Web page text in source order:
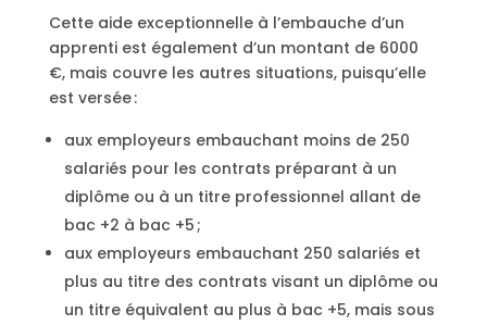
Cette aide exceptionnelle à l’embauche d’un
apprenti est également d’un montant de 6000
€, mais couvre les autres situations, puisqu’elle
est versée :
aux employeurs embauchant moins de 250
salariés pour les contrats préparant à un
diplôme ou à un titre professionnel allant de
bac +2 à bac +5 ;
aux employeurs embauchant 250 salariés et
plus au titre des contrats visant un diplôme ou
un titre équivalent au plus à bac +5, mais sous